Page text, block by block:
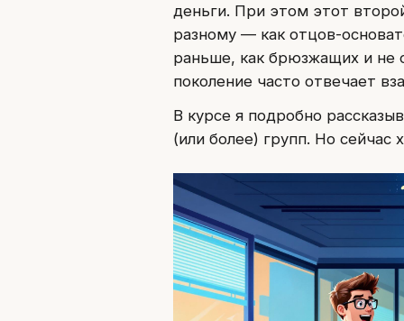
деньги. При этом этот
разному — как отцов-
раньше, как брюзжащих и не
поколение часто отвечает
В курсе я подробно
(или более) групп. Но сейчас